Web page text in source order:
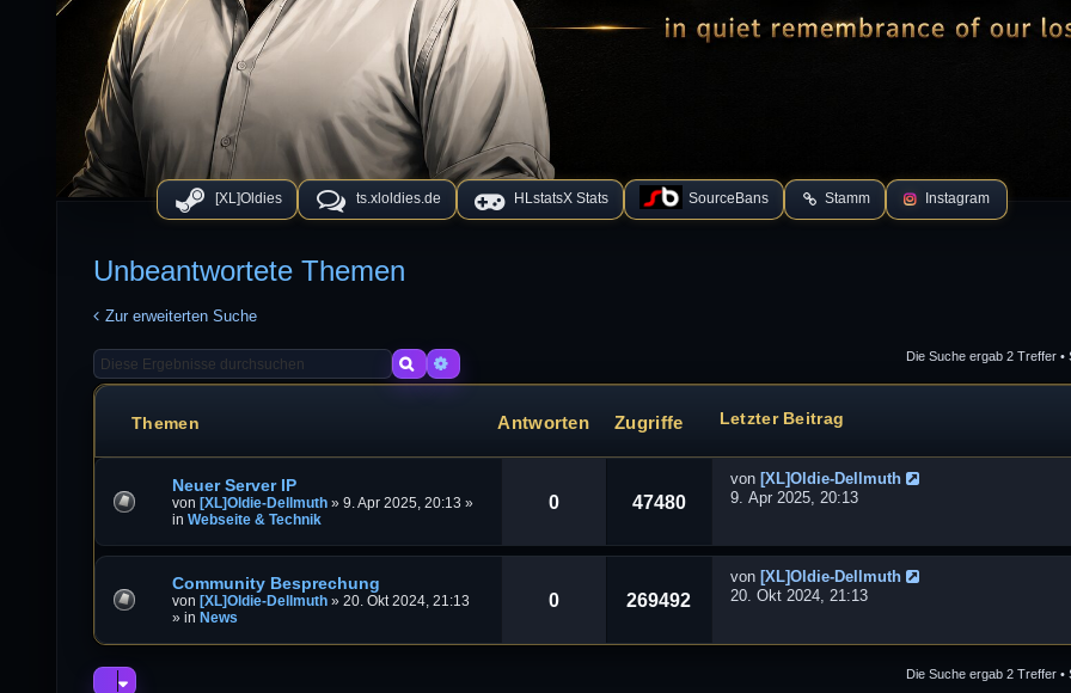
[XL]Oldies ts.xloldies.de HLstatsX Stats SourceBans Stamm Instagram
Unbeantwortete Themen
Zur erweiterten Suche
SucheErweiterte Suche Die Suche ergab 2 Treffer •
Themen Antworten Zugriffe Letzter Beitrag
Neuer Server IP
von [XL]Oldie-Dellmuth »9. Apr 2025, 20:13 »
inWebseite & Technik
0 47480
von [XL]Oldie-Dellmuth
9. Apr 2025, 20:13
Community Besprechung
von [XL]Oldie-Dellmuth »20. Okt 2024, 21:13
» in News
0 269492
von [XL]Oldie-Dellmuth
20. Okt 2024, 21:13
Die Suche ergab 2 Treffer •